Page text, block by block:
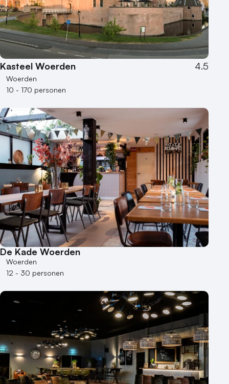
100 - 250 personen
250 - 500 personen
500+ personen
Bijzondere locaties
Buitenlocatie
Duurzame locatie
Heisessie
Hotel
Hybride events
Industriële locatie
Kasteel en landgoed
Kleine / intieme locatie
Locaties aan zee
Museum
Theater
Varende locatie
Kasteel Woerden 4.5
Woerden
10 - 170 personen
De Kade Woerden
Woerden
12 - 30 personen